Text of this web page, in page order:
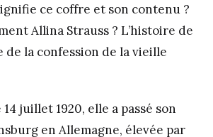
ce coffre et son contenu ?
Allina Strauss ? L’histoire de
de la confession de la vieille
juillet 1920, elle a passé son
en Allemagne, élevée par